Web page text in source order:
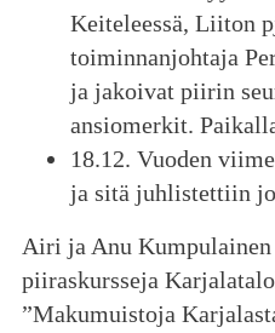
Keiteleessä, Liiton
toiminnanjohtaja
ja jakoivat piirin
ansiomerkit.
18.12. Vuoden
ja sitä juhlistettiin
Airi ja Anu
piiraskursseja
”Makumuistoja